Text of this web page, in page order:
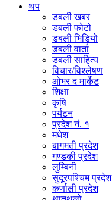
थप
डबली खबर
डबली फोटो
डबली भिडियो
डबली वार्ता
डबली साहित्य
विचार/विश्‍लेषण
ओभर द मार्केट
शिक्षा
कृषि
पर्यटन
प्रदेश नं. १
मधेश
बागमती प्रदेश
गण्डकी प्रदेश
लुम्बिनी
सुदूरपश्चिम प्रदेश
कर्णाली प्रदेश